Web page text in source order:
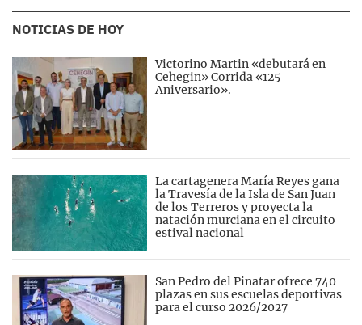
NOTICIAS DE HOY
Victorino Martin «debutará en
Cehegin» Corrida «125
Aniversario».
La cartagenera María Reyes gana
la Travesía de la Isla de San Juan
de los Terreros y proyecta la
natación murciana en el circuito
estival nacional
San Pedro del Pinatar ofrece 740
plazas en sus escuelas deportivas
para el curso 2026/2027